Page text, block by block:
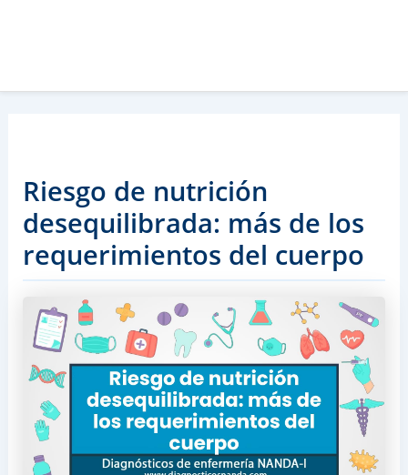
Riesgo de nutrición
desequilibrada: más de los
requerimientos del cuerpo